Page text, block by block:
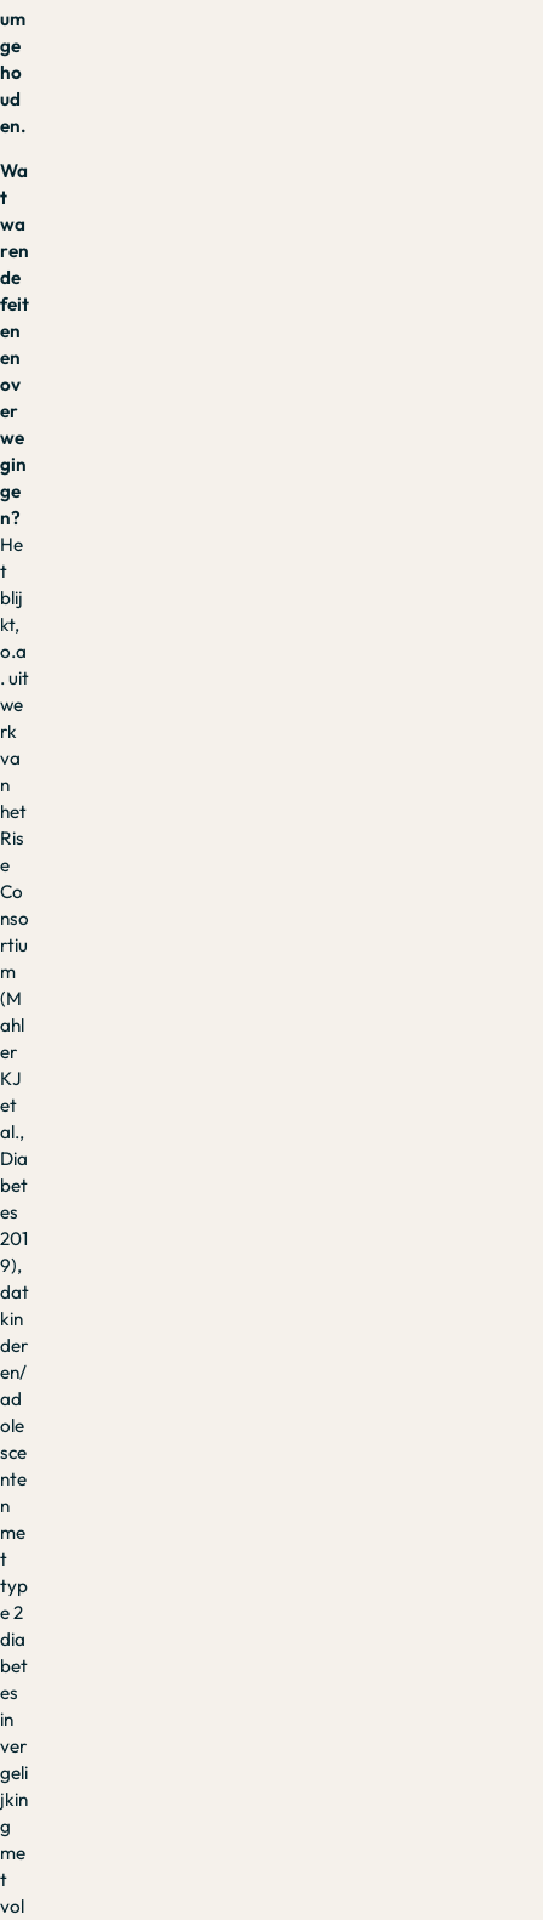
um
ge
ho
ud
en.
Wa
t
wa
ren
de
feit
en
en
ov
er
we
gin
ge
n?
He
t
blij
kt,
o.a
. uit
we
rk
va
n
het
Ris
e
Co
nso
rtiu
m
(M
ahl
er
KJ
et
al.,
Dia
bet
es
201
9),
dat
kin
der
en/
ad
ole
sce
nte
n
me
t
typ
e 2
dia
bet
es
in
ver
geli
jkin
g
me
t
vol